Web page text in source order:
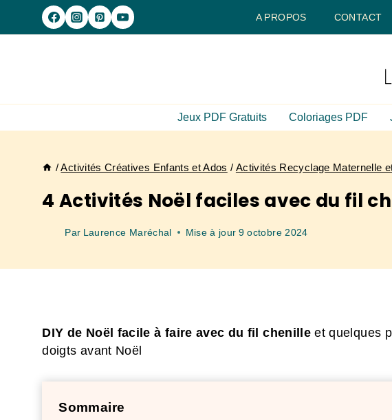
A PROPOS CONTACT
Jeux PDF Gratuits Coloriages PDF
/ Activités Créatives Enfants et Ados / Activités Recyclage Maternelle
4 Activités Noël faciles avec du fil
Par Laurence Maréchal Mise à jour 9 octobre 2024
DIY de Noël facile à faire avec du fil chenilleet quelques
doigts avant Noël
Sommaire